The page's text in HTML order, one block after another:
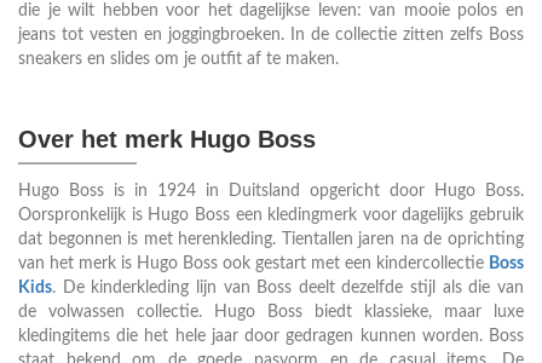
die je wilt hebben voor het dagelijkse leven: van mooie polos en
jeans tot vesten en joggingbroeken. In de collectie zitten zelfs Boss
sneakers en slides om je outfit af te maken.
Over het merk Hugo Boss
Hugo Boss is in 1924 in Duitsland opgericht door Hugo Boss.
Oorspronkelijk is Hugo Boss een kledingmerk voor dagelijks gebruik
dat begonnen is met herenkleding. Tientallen jaren na de oprichting
van het merk is Hugo Boss ook gestart met een kindercollectie Boss
Kids. De kinderkleding lijn van Boss deelt dezelfde stijl als die van
de volwassen collectie. Hugo Boss biedt klassieke, maar luxe
kledingitems die het hele jaar door gedragen kunnen worden. Boss